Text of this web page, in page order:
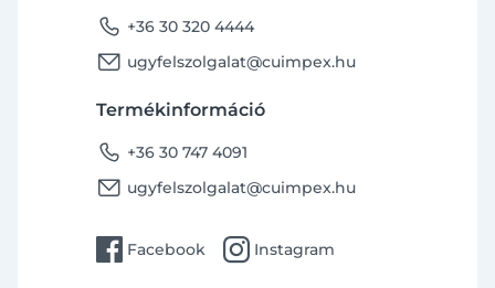
phone +36 30 320 4444
email ugyfelszolgalat@cuimpex.hu
Termékinformáció
phone +36 30 747 4091
email ugyfelszolgalat@cuimpex.hu
facebook Facebook instagram Instagram